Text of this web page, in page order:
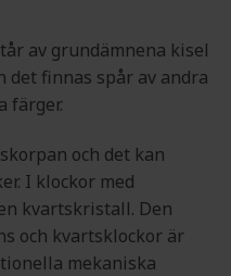
av grundämnena kisel
det finnas spår av andra
färger.
och det kan
I klockor med
kvartskristall. Den
och kvartsklockor är
mekaniska